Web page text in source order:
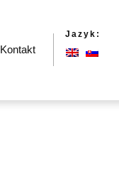
Kontakt
Jazyk: